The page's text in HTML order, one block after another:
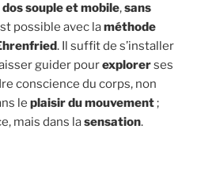
dos souple et mobile,sans
possible avec laméthode
. Il suffit de s’installer
guider pourexplorerses
conscience du corps, non
le plaisir du mouvement;
mais dans lasensation.